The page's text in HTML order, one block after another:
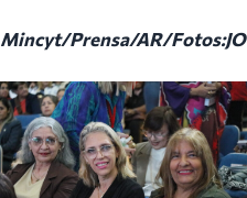
Mincyt/Prensa/AR/Fotos:JO